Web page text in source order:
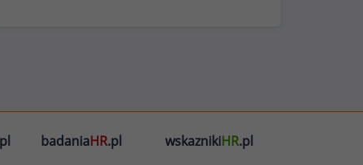
badaniaHR.pl wskaznikiHR.pl